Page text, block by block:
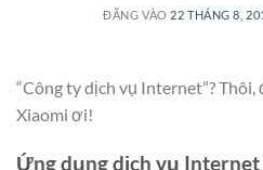
ĐĂNG VÀO 22 THÁNG 8,
“Công ty dịch vụ Internet”?
Xiaomi ơi!
Ứng dụng dịch vụ